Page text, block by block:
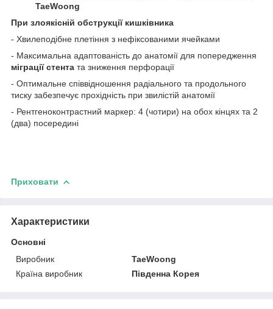
TaeWoong
При злоякісній обструкції кишківника
- Хвилеподібне плетіння з нефіксованими ячейками
- Максимальна адаптованість до анатомії для попередження
міграції стента та зниження перфорації
- Оптимальне співвідношення радіального та продольного
тиску забезпечує прохідність при звилістій анатомії
- Рентгеноконтрастний маркер: 4 (чотири) на обох кінцях та 2
(два) посередині
Приховати
Характеристики
Основні
Виробник
TaeWoong
Країна виробник
Південна Корея